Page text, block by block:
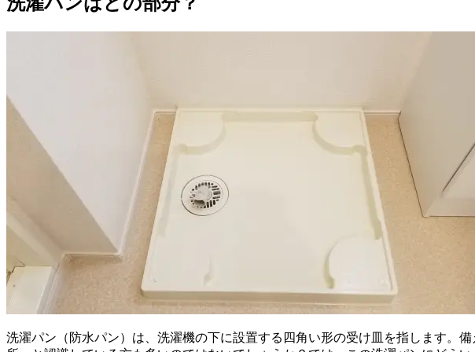
洗濯パン（防水パン）は、洗濯機の下に設置する四角い形の受け皿を指します。